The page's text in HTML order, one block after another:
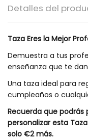
Detalles del
Taza Eres la Mejor
Demuestra a tus
enseñanza que te
Una taza ideal para
cumpleaños o
Recuerda que podrás
personalizar esta
solo €2 más.